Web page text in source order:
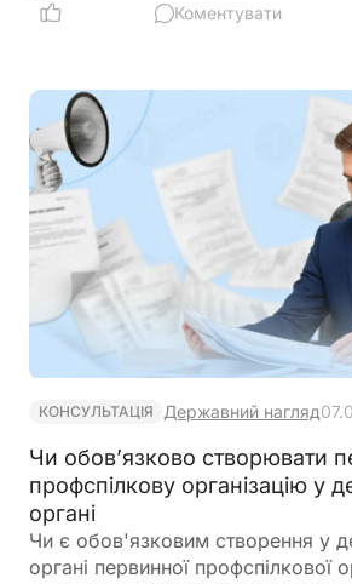
Коментувати
КОНСУЛЬТАЦІЯ Державний нагляд
Чи обов’язково створювати
профспілкову організацію у
органі
Чи є обов'язковим створення у
органі первинної профспілкової